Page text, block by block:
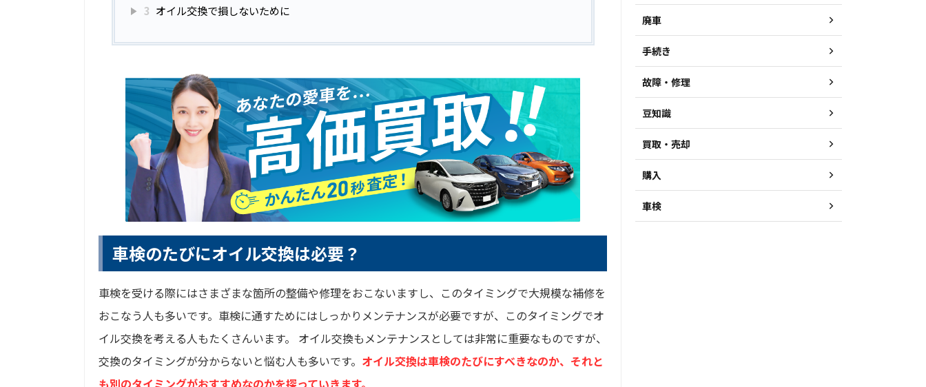
3 オイル交換で損しないために
車検のたびにオイル交換は必要？
車検を受ける際にはさまざまな箇所の整備や修理をおこないますし、このタイミングで大規模な補修を
おこなう人も多いです。車検に通すためにはしっかりメンテナンスが必要ですが、このタイミングでオ
イル交換を考える人もたくさんいます。 オイル交換もメンテナンスとしては非常に重要なものですが、
交換のタイミングが分からないと悩む人も多いです。 オイル交換は車検のたびにすべきなのか、それと
廃車
手続き
故障・修理
豆知識
買取・売却
購入
車検